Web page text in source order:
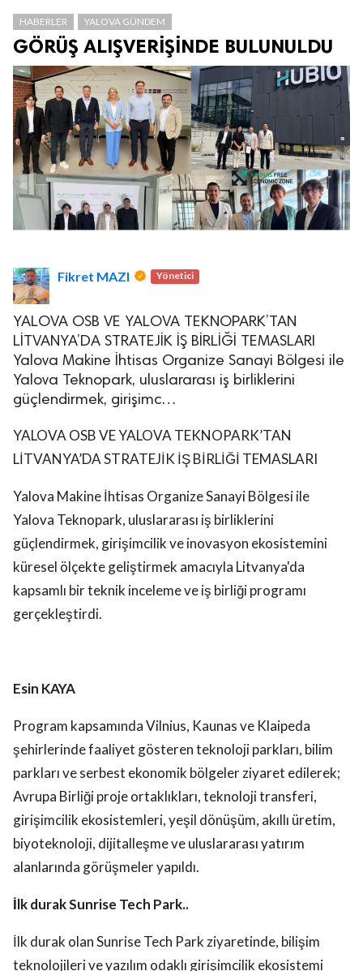
HABERLER YALOVA GÜNDEM
GÖRÜŞ ALIŞVERİŞİNDE BULUNULDU
Fikret MAZI Yönetici
YALOVA OSB VE YALOVA TEKNOPARK’TAN
LİTVANYA’DA STRATEJİK İŞ BİRLİĞİ TEMASLARI
Yalova Makine İhtisas Organize Sanayi Bölgesi ile
Yalova Teknopark, uluslararası iş birliklerini
güçlendirmek, girişimc…
YALOVA OSB VE YALOVA TEKNOPARK’TAN
LİTVANYA’DA STRATEJİK İŞ BİRLİĞİ TEMASLARI
Yalova Makine İhtisas Organize Sanayi Bölgesi ile
Yalova Teknopark, uluslararası iş birliklerini
güçlendirmek, girişimcilik ve inovasyon ekosistemini
küresel ölçekte geliştirmek amacıyla Litvanya'da
kapsamlı bir teknik inceleme ve iş birliği programı
gerçekleştirdi.
Esin KAYA
Program kapsamında Vilnius, Kaunas ve Klaipeda
şehirlerinde faaliyet gösteren teknoloji parkları, bilim
parkları ve serbest ekonomik bölgeler ziyaret edilerek;
Avrupa Birliği proje ortaklıkları, teknoloji transferi,
girişimcilik ekosistemleri, yeşil dönüşüm, akıllı üretim,
biyoteknoloji, dijitalleşme ve uluslararası yatırım
alanlarında görüşmeler yapıldı.
İlk durak Sunrise Tech Park..
İlk durak olan Sunrise Tech Park ziyaretinde, bilişim
teknolojileri ve yazılım odaklı girişimcilik ekosistemi